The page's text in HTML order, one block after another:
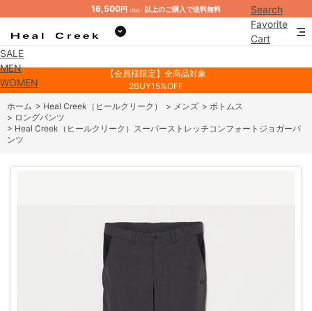
16,500円 （税込） 以上のご購入で送料無料
Search
Favorite
Cart
SALE
MEN
WOMEN
【会員様限定】全商品対象
2BUY15%OFF
ホーム > Heal Creek（ヒールクリーク） > メンズ > ボトムス
> ロングパンツ
> Heal Creek（ヒールクリーク）スーパーストレッチコンフォートジョガーパ
ンツ